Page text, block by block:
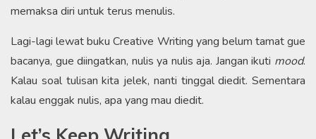
memaksa diri untuk terus menulis.
Lagi-lagi lewat buku Creative Writing yang belum tamat gue
bacanya, gue diingatkan, nulis ya nulis aja. Jangan ikuti mood.
Kalau soal tulisan kita jelek, nanti tinggal diedit. Sementara
kalau enggak nulis, apa yang mau diedit.